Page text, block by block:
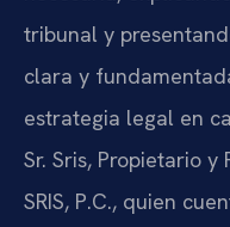
tribunal y
clara y
estrategia legal en
Sr. Sris, Propietario
SRIS, P.C., quien